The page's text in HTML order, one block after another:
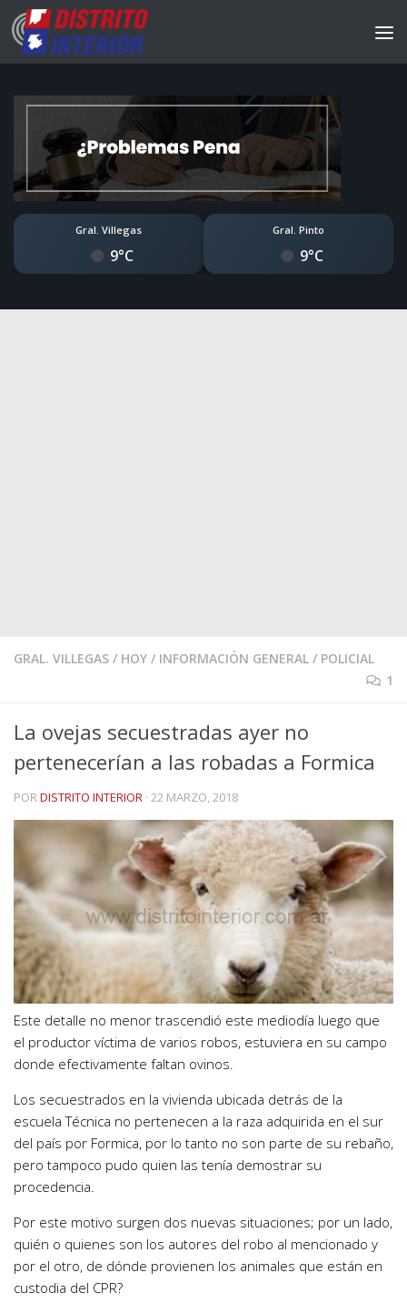
Gral. Villegas
9°C
Gral. Pinto
9°C
GRAL. VILLEGAS / HOY / INFORMACIÓN GENERAL / POLICIAL
1
La ovejas secuestradas ayer no
pertenecerían a las robadas a Formica
PORDISTRITO INTERIOR · 22 MARZO, 2018
Este detalle no menor trascendió este mediodía luego que
el productor víctima de varios robos, estuviera en su campo
donde efectivamente faltan ovinos.
Los secuestrados en la vivienda ubicada detrás de la
escuela Técnica no pertenecen a la raza adquirida en el sur
del país por Formica, por lo tanto no son parte de su rebaño,
pero tampoco pudo quien las tenía demostrar su
procedencia.
Por este motivo surgen dos nuevas situaciones; por un lado,
quién o quienes son los autores del robo al mencionado y
por el otro, de dónde provienen los animales que están en
custodia del CPR?